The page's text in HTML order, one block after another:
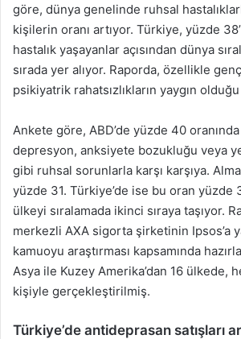
göre, dünya genelinde ruhsal
kişilerin oranı artıyor. Türkiye, yüzde
hastalık yaşayanlar açısından dünya
sırada yer alıyor. Raporda, özellikle
psikiyatrik rahatsızlıkların yaygın
Ankete göre, ABD’de yüzde 40
depresyon, anksiyete bozukluğu veya
gibi ruhsal sorunlarla karşı karşıya.
yüzde 31. Türkiye’de ise bu oran yüzde
ülkeyi sıralamada ikinci sıraya taşıyor.
merkezli AXA sigorta şirketinin Ipsos’a
kamuoyu araştırması kapsamında
Asya ile Kuzey Amerika’dan 16 ülkede,
kişiyle gerçekleştirilmiş.
Türkiye’de antideprasan satışları